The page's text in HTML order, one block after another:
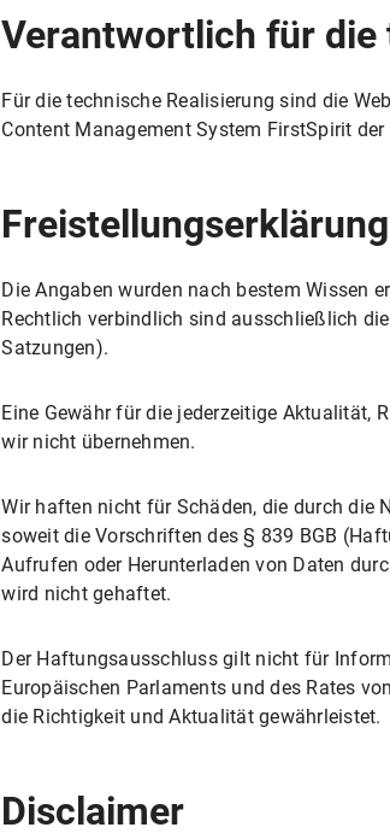
Verantwortlich für die
Für die technische Realisierung sind die
Content Management System FirstSpirit der
Freistellungserklärung
Die Angaben wurden nach bestem Wissen
Rechtlich verbindlich sind ausschließlich
Satzungen).
Eine Gewähr für die jederzeitige Aktualität,
wir nicht übernehmen.
Wir haften nicht für Schäden, die durch die
soweit die Vorschriften des § 839 BGB
Aufrufen oder Herunterladen von Daten
wird nicht gehaftet.
Der Haftungsausschluss gilt nicht für
Europäischen Parlaments und des Rates
die Richtigkeit und Aktualität gewährleistet.
Disclaimer